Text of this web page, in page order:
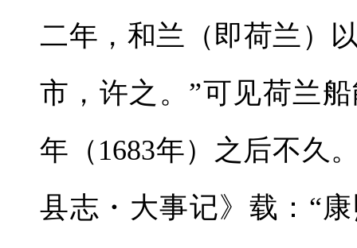
二年，和兰（即荷兰）
市，许之。”可见荷兰
年（1683年）之后不久
县志・大事记》载：“